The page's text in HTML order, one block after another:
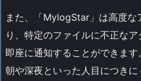
また、「MylogStar」は高度な
り、特定のファイルに不正な
即座に通知することができま
朝や深夜といった人目につきに